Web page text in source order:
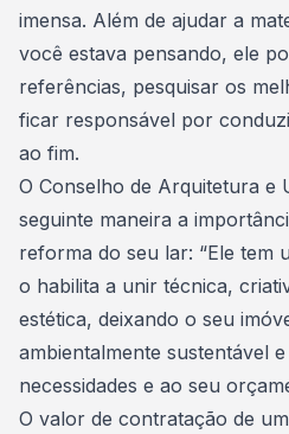
imensa. Além de ajudar a
você estava pensando, ele
referências, pesquisar os
ficar responsável por
ao fim.
O Conselho de Arquitetura e
seguinte maneira a
reforma do seu lar: “Ele tem
o habilita a unir técnica,
estética, deixando o seu
ambientalmente sustentável
necessidades e ao seu
O valor de contratação de